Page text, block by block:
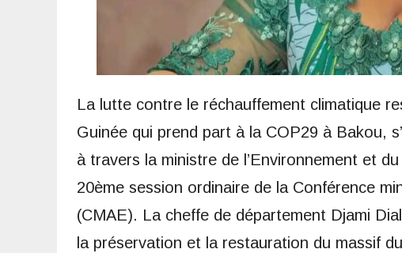
La lutte contre le réchauffement climatique
Guinée qui prend part à la COP29 à Bakou,
à travers la ministre de l’Environnement et
20ème session ordinaire de la Conférence
(CMAE). La cheffe de département Djami
la préservation et la restauration du massif